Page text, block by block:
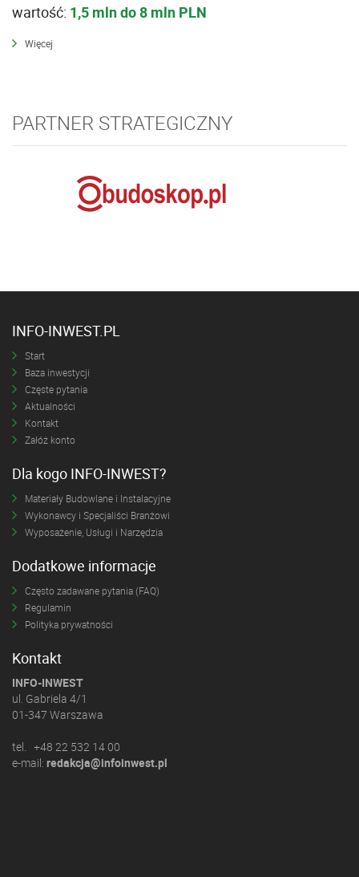
wartość: 1,5 mln do 8 mln PLN
Więcej
PARTNER STRATEGICZNY
INFO-INWEST.PL
Start
Baza inwestycji
Częste pytania
Aktualności
Kontakt
Załóż konto
Dla kogo INFO-INWEST?
Materiały Budowlane i Instalacyjne
Wykonawcy i Specjaliści Branżowi
Wyposażenie, Usługi i Narzędzia
Dodatkowe informacje
Często zadawane pytania (FAQ)
Regulamin
Polityka prywatności
Kontakt
INFO-INWEST
ul. Gabriela 4/1
01-347 Warszawa
tel. +48 22 532 14 00
e-mail: redakcja@infoinwest.pl